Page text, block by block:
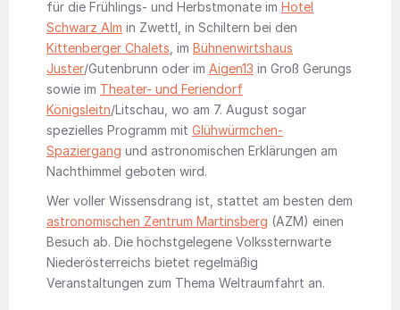
für die Frühlings- und Herbstmonate im Hotel
Schwarz Alm in Zwettl, in Schiltern bei den
Kittenberger Chalets, im Bühnenwirtshaus
Juster/Gutenbrunn oder im Aigen13 in Groß Gerungs
sowie im Theater- und Feriendorf
Königsleitn/Litschau, wo am 7. August sogar
spezielles Programm mit Glühwürmchen-
Spaziergang und astronomischen Erklärungen am
Nachthimmel geboten wird.
Wer voller Wissensdrang ist, stattet am besten dem
astronomischen Zentrum Martinsberg (AZM) einen
Besuch ab. Die höchstgelegene Volkssternwarte
Niederösterreichs bietet regelmäßig
Veranstaltungen zum Thema Weltraumfahrt an.